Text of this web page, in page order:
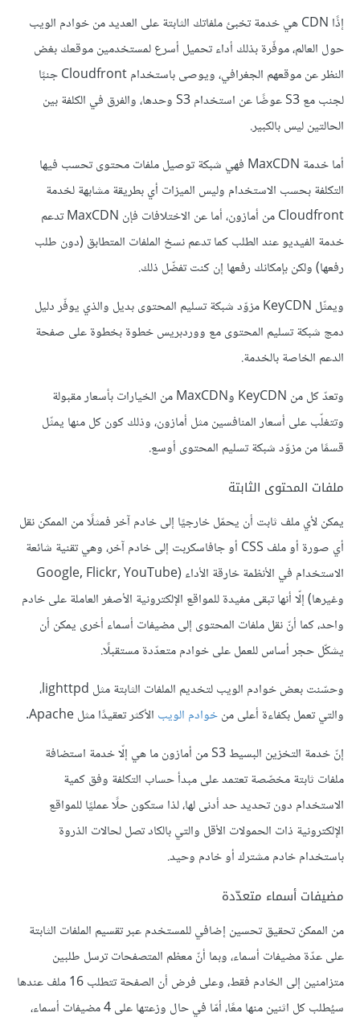
إذًا CDN هي خدمة تخبئ ملفاتك الثابتة على العديد من خوادم الويب
حول العالم، موفّرة بذلك أداء تحميل أسرع لمستخدمين موقعك بغض
النظر عن موقعهم الجغرافي، ويوصى باستخدام Cloudfront جنبًا
لجنب مع S3 عوضًا عن استخدام S3 وحدها، والفرق في الكلفة بين
الحالتين ليس بالكبير.
أما خدمة MaxCDN فهي شبكة توصيل ملفات محتوى تحسب فيها
التكلفة بحسب الاستخدام وليس الميزات أي بطريقة مشابهة لخدمة
Cloudfront من أمازون، أما عن الاختلافات فإن MaxCDN تدعم
خدمة الفيديو عند الطلب كما تدعم نسخ الملفات المتطابق (دون طلب
رفعها) ولكن بإمكانك رفعها إن كنت تفضّل ذلك.
ويمثّل KeyCDN مزوّد شبكة تسليم المحتوى بديل والذي يوفّر دليل
دمج شبكة تسليم المحتوى مع ووردبريس خطوة بخطوة على صفحة
الدعم الخاصة بالخدمة.
وتعدّ كل من KeyCDN وMaxCDN من الخيارات بأسعار مقبولة
وتتغلّب على أسعار المنافسين مثل أمازون، وذلك كون كل منها يمثّل
قسمًا من مزوّد شبكة تسليم المحتوى أوسع.
ملفات المحتوى الثابتة
يمكن لأي ملف ثابت أن يحمّل خارجيًا إلى خادم آخر فمثلًا من الممكن نقل
أي صورة أو ملف CSS أو جافاسكربت إلى خادم آخر، وهي تقنية شائعة
الاستخدام في الأنظمة خارقة الأداء (Google, Flickr, YouTube
وغيرها) إلّا أنها تبقى مفيدة للمواقع الإلكترونية الأصغر العاملة على خادم
واحد، كما أنّ نقل ملفات المحتوى إلى مضيفات أسماء أخرى يمكن أن
يشكّل حجر أساس للعمل على خوادم متعدّدة مستقبلًا.
وحسّنت بعض خوادم الويب لتخديم الملفات الثابتة مثل lighttpd،
والتي تعمل بكفاءة أعلى منخوادم الويب الأكثر تعقيدًا مثل Apache.
إنّ خدمة التخزين البسيط S3 من أمازون ما هي إلّا خدمة استضافة
ملفات ثابتة مخصّصة تعتمد على مبدأ حساب التكلفة وفق كمية
الاستخدام دون تحديد حد أدنى لها، لذا ستكون حلًا عمليًا للمواقع
الإلكترونية ذات الحمولات الأقل والتي بالكاد تصل لحالات الذروة
باستخدام خادم مشترك أو خادم وحيد.
مضيفات أسماء متعدّدة
من الممكن تحقيق تحسين إضافي للمستخدم عبر تقسيم الملفات الثابتة
على عدّة مضيفات أسماء، وبما أنّ معظم المتصفحات ترسل طلبين
متزامنين إلى الخادم فقط، وعلى فرض أن الصفحة تتطلب 16 ملف عندها
سيُطلب كل اثنين منها معًا، أمّا في حال وزعتها على 4 مضيفات أسماء،